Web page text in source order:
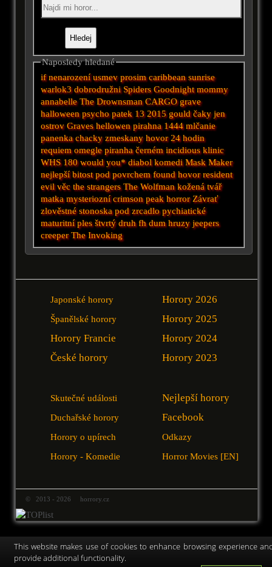
Naposledy hledané
if nenarození usmev prosim caribbean sunrise
warlok3 dobrodružni Spiders Goodnight mommy
annabelle The Drownsman CARGO grave
halloween psycho patek 13 2015 gould čaky jen
ostrov Graves hellowen pirahna 1444 mlčanie
panenka chacky zmeskany hovor 24 hodin
requiem omegle piranha černém incidious klinic
WHS 180 would you* diabol komedi Mask Maker
nejlepší bitost pod povrchemfound hovor resident
evil věc the strangers The Wolfman kožená tvář
matka mysteriozní crimson peakhorror Závrať
zlověstné stonoska podzrcadlo pychiatické
maturitní ples štvrtý druh fh dum hruzy jeepers
creeper The Invoking
Japonské horory
Španělské horory
Horory Francie
České horory
Horory 2026
Horory 2025
Horory 2024
Horory 2023
Skutečné události
Duchařské horory
Horory o upírech
Horory - Komedie
Nejlepší horory
Facebook
Odkazy
Horror Movies [EN]
© 2013 - 2026 horrory.cz
This website makes use of cookies to enhance browsing experience
provide additional functionality.